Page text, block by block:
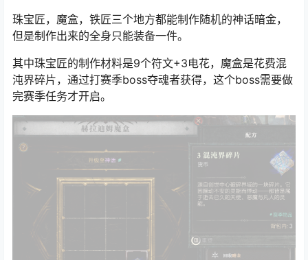
珠宝匠，魔盒，铁匠三个地方都能制作随机的神话暗金，
但是制作出来的全身只能装备一件。
其中珠宝匠的制作材料是9个符文+3电花，魔盒是花费混
沌界碎片，通过打赛季boss夺魂者获得，这个boss需要做
完赛季任务才开启。